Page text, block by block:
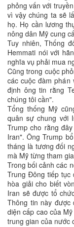
phỏng vấn với
vì vậy chúng ta sẽ
họ. Họ cần lương
nông dân Mỹ cung
Tuy nhiên, Thống
Hemmati nói với
nghĩa vụ phải mua
Cũng trong cuộc
các cuộc đàm phán
định ông tin rằng
chúng tôi cần".
Tổng thống Mỹ
quân sự chung với
Trump cho rằng
Iran". Ông Trump
tháng là tương đối
mà Mỹ từng tham
Trong bối cảnh các
Trung Đông tiếp tục
hòa giải cho biết
Iran sẽ được tổ
Thông tin này
diện cấp cao của
trung gian của nước